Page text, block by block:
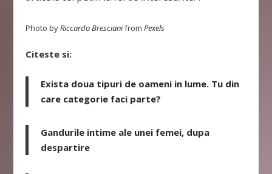
Photo byRiccardo BrescianifromPexels
Citeste si:
Exista doua tipuri de oameni in lume. Tu din
care categorie faci parte?
Gandurile intime ale unei femei, dupa
despartire